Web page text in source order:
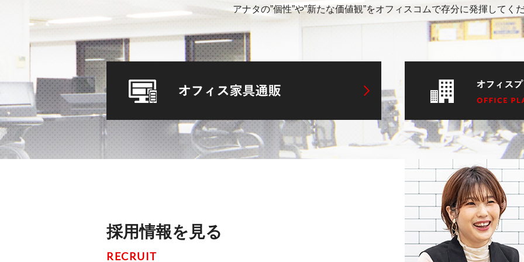
アナタの”個性”や”新たな価値観”をオフィスコムで存分に発揮してく
採用情報を見る
RECRUIT